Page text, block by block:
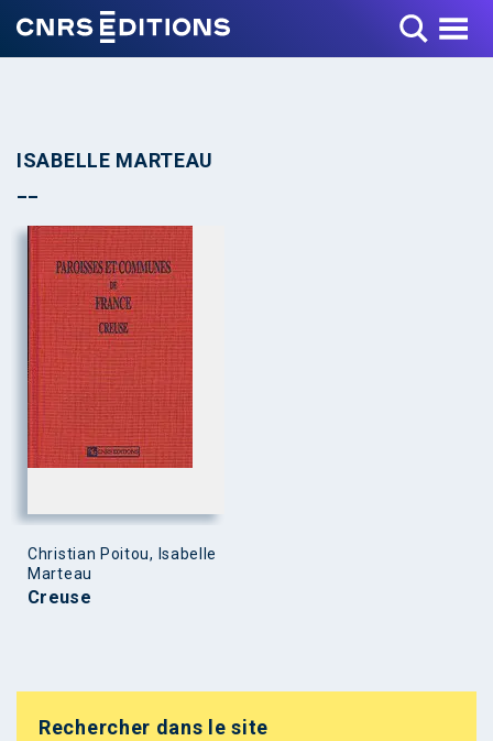
Toggle Menu
ISABELLE MARTEAU
Christian Poitou, Isabelle
Marteau
Creuse
Rechercher dans le site